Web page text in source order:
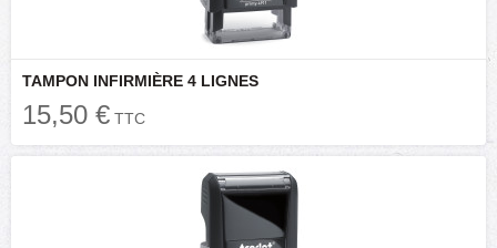
TAMPON INFIRMIÈRE 4 LIGNES
15,50 € TTC